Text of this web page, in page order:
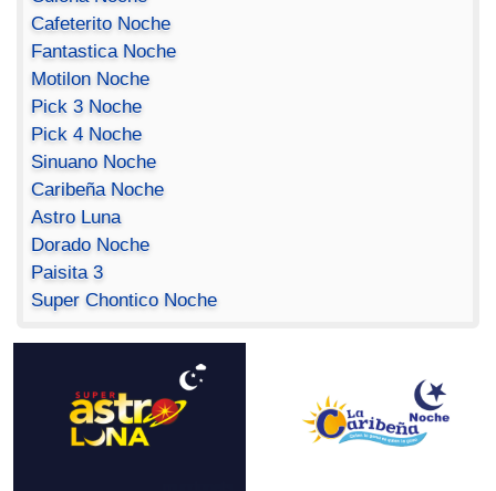
Cafeterito Noche
Fantastica Noche
Motilon Noche
Pick 3 Noche
Pick 4 Noche
Sinuano Noche
Caribeña Noche
Astro Luna
Dorado Noche
Paisita 3
Super Chontico Noche